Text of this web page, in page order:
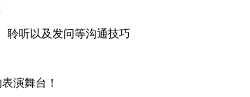
聆听以及发问等沟通技巧
演舞台 ！